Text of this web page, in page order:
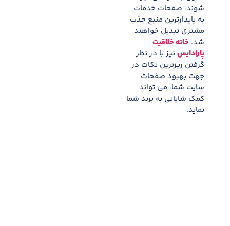
شوند، صفحات خدمات
به پایدارترین منبع جذب
مشتری تبدیل خواهند
شد. خانه خلاقیت
پارادایس نیز با در نظر
گرفتن ریزترین نکات در
جهت بهبود صفحات
سایت شما، می تواند
کمک شایانی به برند شما
نماید.